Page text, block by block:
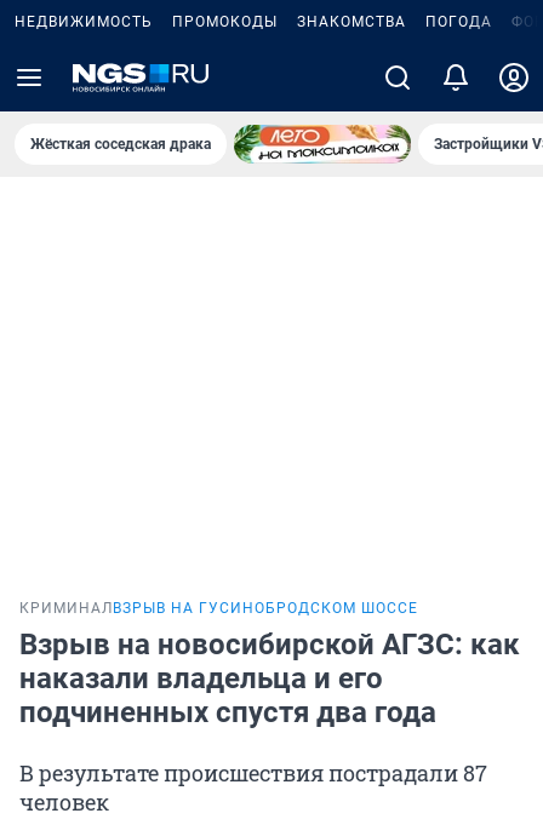
НЕДВИЖИМОСТЬ ПРОМОКОДЫ ЗНАКОМСТВА ПОГОДА
Жёсткая соседская драка Застройщики
КРИМИНАЛ ВЗРЫВ НА ГУСИНОБРОДСКОМ ШОССЕ
Взрыв на новосибирской АГЗС: как
наказали владельца и его
подчиненных спустя два года
В результате происшествия пострадали 87
человек